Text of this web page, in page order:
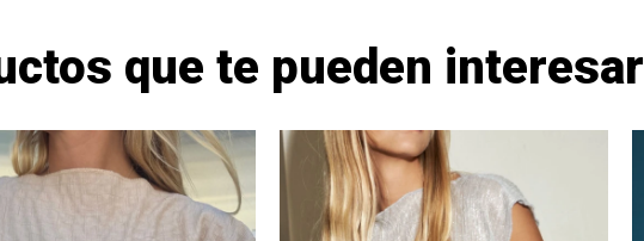
que te pueden interesar